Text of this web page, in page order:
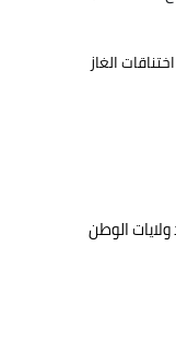
الغاز
الوطن